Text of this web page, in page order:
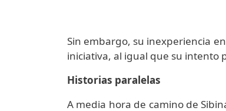
Sin embargo, su inexperiencia
iniciativa, al igual que su intento
Historias paralelas
A media hora de camino de